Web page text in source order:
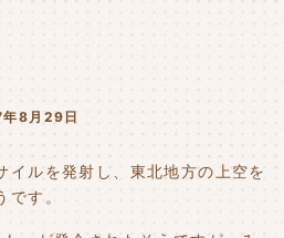
8月29日
イルを発射し、東北地方の上空を
す。